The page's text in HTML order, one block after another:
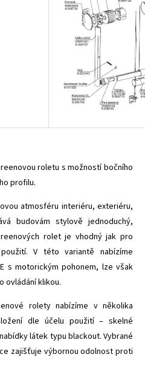
roletu s možností bočního
profilu.
atmosféru interiéru, exteriéru,
budovám stylově jednoduchý,
rolet je vhodný jak pro
V této variantě nabízíme
s motorickým pohonem, lze však
ovládání klikou.
rolety nabízíme v několika
dle účelu použití – skelné
látek typu blackout. Vybrané
zajišťuje výbornou odolnost proti